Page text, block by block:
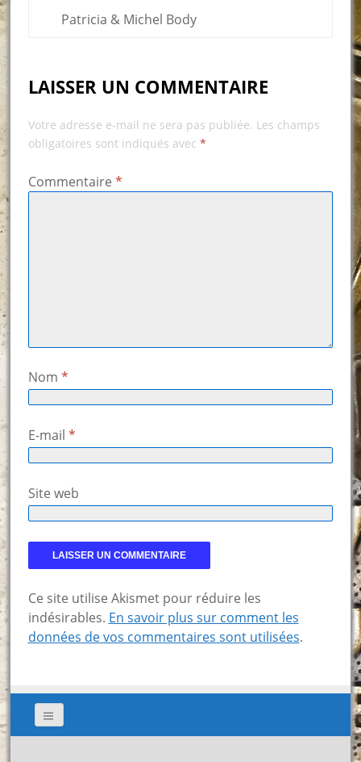
Patricia & Michel Body
LAISSER UN COMMENTAIRE
Votre adresse e-mail ne sera pas publiée. Les champs
obligatoires sont indiqués avec *
Commentaire *
Nom *
E-mail *
Site web
Ce site utilise Akismet pour réduire les
indésirables. En savoir plus sur comment les
données de vos commentaires sont utilisées.